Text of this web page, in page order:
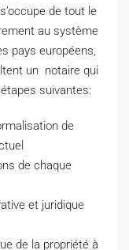
de tout le
au système
pays européens,
un notaire qui
suivantes:
de
de chaque
et juridique
de la propriété à